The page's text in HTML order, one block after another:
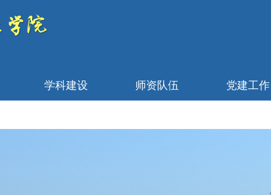
学科建设 师资队伍 党建工作